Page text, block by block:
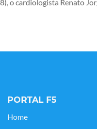
8), o cardiologista Renato
PORTAL F5
Home